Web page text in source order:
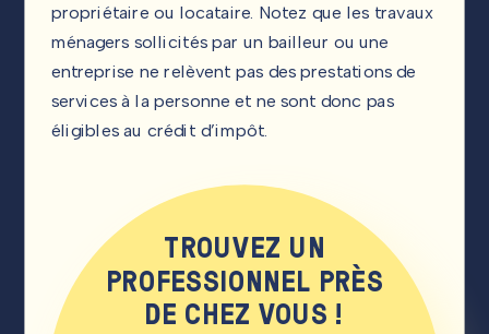
propriétaire ou locataire. Notez que les travaux
ménagers sollicités par un bailleur ou une
entreprise ne relèvent pas des prestations de
services à la personne et ne sont donc pas
éligibles au crédit d’impôt.
TROUVEZ UN
PROFESSIONNEL PRÈS
DE CHEZ VOUS !